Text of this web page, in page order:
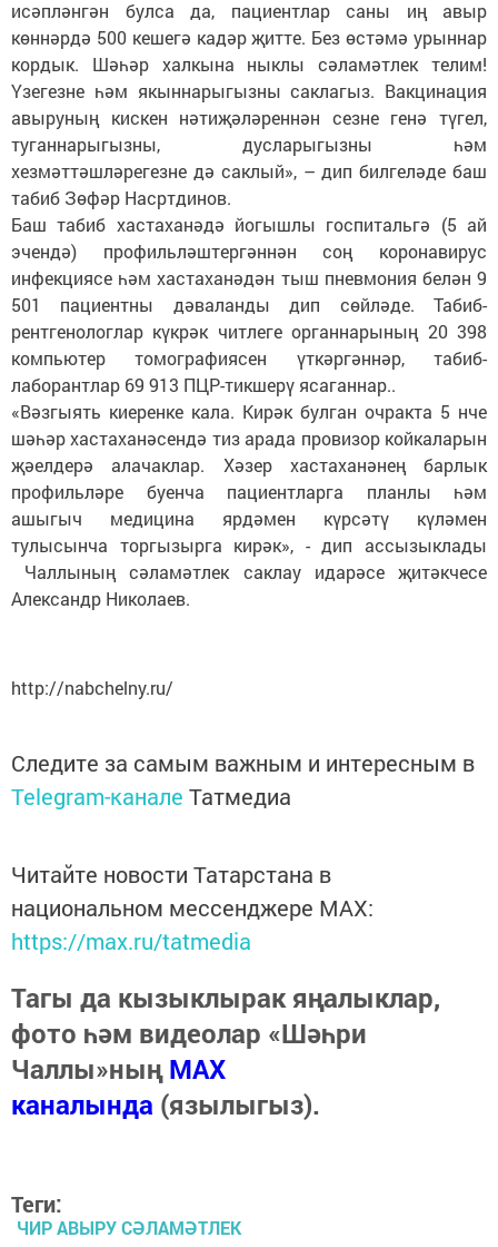
исәпләнгән булса да, пациентлар саны иң авыр
көннәрдә 500 кешегә кадәр җитте. Без өстәмә урыннар
кордык. Шәһәр халкына ныклы сәламәтлек телим!
Үзегезне һәм якыннарыгызны саклагыз. Вакцинация
авыруның кискен нәтиҗәләреннән сезне генә түгел,
туганнарыгызны, дусларыгызны һәм
хезмәттәшләрегезне дә саклый», – дип билгеләде баш
табиб Зөфәр Насртдинов.
Баш табиб хастаханәдә йогышлы госпитальгә (5 ай
эчендә) профильләштергәннән соң коронавирус
инфекциясе һәм хастаханәдән тыш пневмония белән 9
501 пациентны дәваланды дип сөйләде. Табиб-
рентгенологлар күкрәк читлеге органнарының 20 398
компьютер томографиясен үткәргәннәр, табиб-
лаборантлар 69 913 ПЦР-тикшерү ясаганнар..
«Вәзгыять киеренке кала. Кирәк булган очракта 5 нче
шәһәр хастаханәсендә тиз арада провизор койкаларын
җәелдерә алачаклар. Хәзер хастаханәнең барлык
профильләре буенча пациентларга планлы һәм
ашыгыч медицина ярдәмен күрсәтү күләмен
тулысынча торгызырга кирәк», - дип ассызыклады
Чаллының сәламәтлек саклау идарәсе җитәкчесе
Александр Николаев.
http://nabchelny.ru/
Следите за самым важным и интересным в
Telegram-канале Татмедиа
Читайте новости Татарстана в
национальном мессенджере MАХ:
https://max.ru/tatmedia
Тагы да кызыклырак яңалыклар,
фото һәм видеолар «Шәһри
Чаллы»ныңMAX
каналында (язылыгыз).
Теги:
ЧИР АВЫРУ СӘЛАМӘТЛЕК